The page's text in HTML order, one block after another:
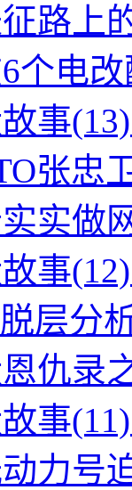
路上
个电
事
张忠
实做
事
层分
仇录
事
力号